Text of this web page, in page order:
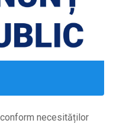
necesităților